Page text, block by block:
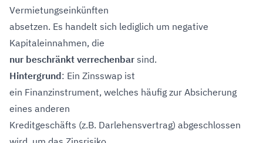
Vermietungseinkünften
absetzen. Es handelt sich lediglich um negative
Kapitaleinnahmen, die
nur beschränkt verrechenbar sind.
Hintergrund: Ein Zinsswap ist
ein Finanzinstrument, welches häufig zur Absicherung
eines anderen
Kreditgeschäfts (z.B. Darlehensvertrag) abgeschlossen